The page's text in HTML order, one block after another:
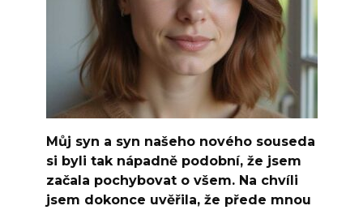
Můj syn a syn našeho nového souseda
si byli tak nápadně podobní, že jsem
začala pochybovat o všem. Na chvíli
jsem dokonce uvěřila, že přede mnou